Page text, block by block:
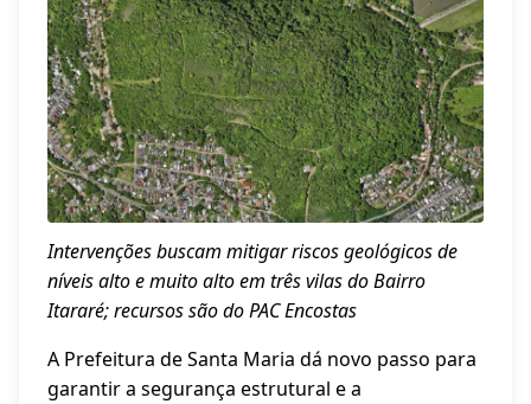
Intervenções buscam mitigar riscos geológicos de
níveis alto e muito alto em três vilas do Bairro
Itararé; recursos são do PAC Encostas
A Prefeitura de Santa Maria dá novo passo para
garantir a segurança estrutural e a